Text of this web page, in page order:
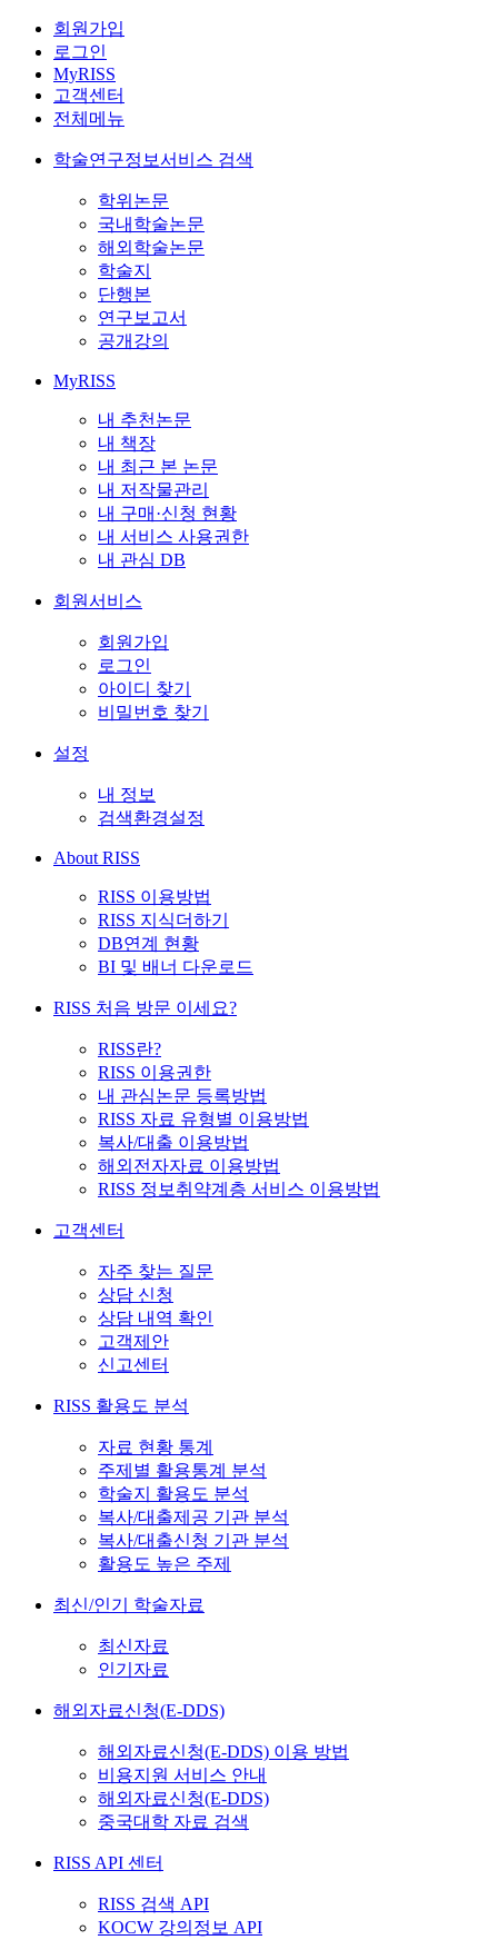
회원가입
로그인
MyRISS
고객센터
전체메뉴
학술연구정보서비스 검색
학위논문
국내학술논문
해외학술논문
학술지
단행본
연구보고서
공개강의
MyRISS
내 추천논문
내 책장
내 최근 본 논문
내 저작물관리
내 구매·신청 현황
내 서비스 사용권한
내 관심 DB
회원서비스
회원가입
로그인
아이디 찾기
비밀번호 찾기
설정
내 정보
검색환경설정
About RISS
RISS 이용방법
RISS 지식더하기
DB연계 현황
BI 및 배너 다운로드
RISS 처음 방문 이세요?
RISS란?
RISS 이용권한
내 관심논문 등록방법
RISS 자료 유형별 이용방법
복사/대출 이용방법
해외전자자료 이용방법
RISS 정보취약계층 서비스 이용방법
고객센터
자주 찾는 질문
상담 신청
상담 내역 확인
고객제안
신고센터
RISS 활용도 분석
자료 현황 통계
주제별 활용통계 분석
학술지 활용도 분석
복사/대출제공 기관 분석
복사/대출신청 기관 분석
활용도 높은 주제
최신/인기 학술자료
최신자료
인기자료
해외자료신청(E-DDS)
해외자료신청(E-DDS) 이용 방법
비용지원 서비스 안내
해외자료신청(E-DDS)
중국대학 자료 검색
RISS API 센터
RISS 검색 API
KOCW 강의정보 API